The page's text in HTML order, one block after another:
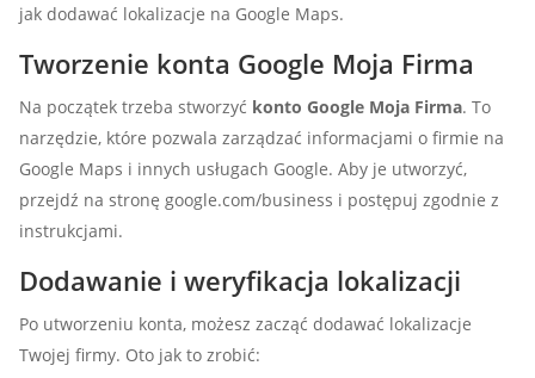
jak dodawać lokalizacje na Google Maps.
Tworzenie konta Google Moja Firma
Na początek trzeba stworzyć konto Google Moja Firma. To
narzędzie, które pozwala zarządzać informacjami o firmie na
Google Maps i innych usługach Google. Aby je utworzyć,
przejdź na stronę google.com/business i postępuj zgodnie z
instrukcjami.
Dodawanie i weryfikacja lokalizacji
Po utworzeniu konta, możesz zacząć dodawać lokalizacje
Twojej firmy. Oto jak to zrobić: